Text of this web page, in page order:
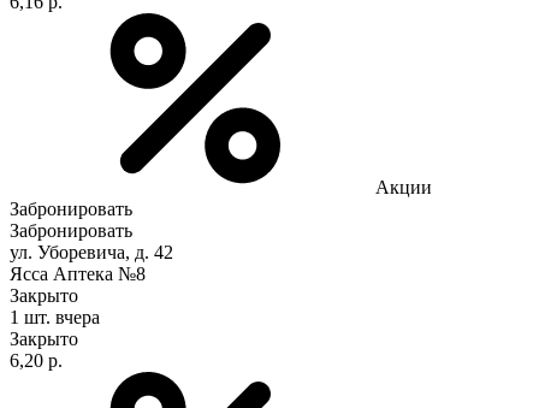
Акции
Забронировать
Забронировать
ул. Уборевича, д. 42
Ясса Аптека №8
Закрыто
1 шт. вчера
Закрыто
6,20 р.